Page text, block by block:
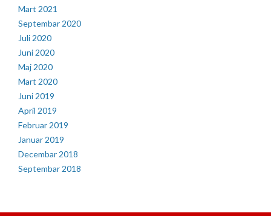
Mart 2021
Septembar 2020
Juli 2020
Juni 2020
Maj 2020
Mart 2020
Juni 2019
April 2019
Februar 2019
Januar 2019
Decembar 2018
Septembar 2018